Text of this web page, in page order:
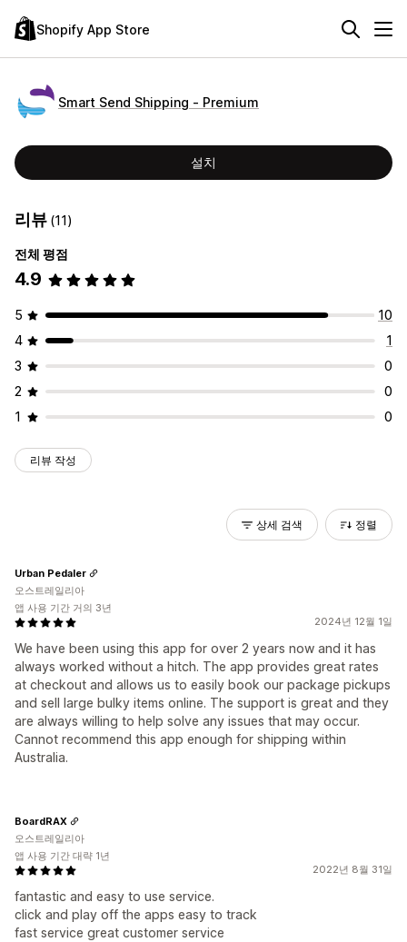
Shopify App Store
Smart Send Shipping ‑ Premium
설치
리뷰 (11)
전체 평점
4.9
5
10
4
1
3
0
2
0
1
0
리뷰 작성
상세 검색 정렬
2024년 12월 1일
We have been using this app for over 2 years now and it has
always worked without a hitch. The app provides great rates
at checkout and allows us to easily book our package pickups
and sell large bulky items online. The support is great and they
are always willing to help solve any issues that may occur.
Cannot recommend this app enough for shipping within
Australia.
Urban Pedaler
오스트레일리아
앱 사용 기간 거의 3년
2022년 8월 31일
fantastic and easy to use service.
click and play off the apps easy to track
fast service great customer service
BoardRAX
오스트레일리아
앱 사용 기간 대략 1년